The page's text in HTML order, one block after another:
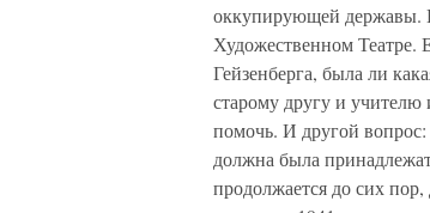
оккупирующей державы.
Художественном Театре.
Гейзенберга, была ли
старому другу и
помочь. И другой вопрос:
должна была
продолжается до сих